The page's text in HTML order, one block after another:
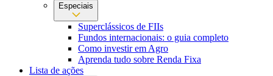
Especiais
Superclássicos de FIIs
Fundos internacionais: o guia completo
Como investir em Agro
Aprenda tudo sobre Renda Fixa
Lista de ações